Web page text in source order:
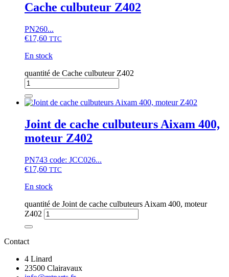
Cache culbuteur Z402
PN260...
€17,60 TTC
En stock
quantité de Cache culbuteur Z402
Joint de cache culbuteurs Aixam 400,
moteur Z402
PN743 code: JCC026...
€17,60 TTC
En stock
quantité de Joint de cache culbuteurs Aixam 400, moteur
Z402
Contact
4 Linard
23500 Clairavaux